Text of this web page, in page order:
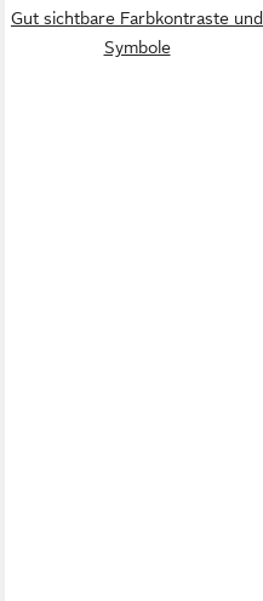
Gut sichtbare Farbkontraste und
Symbole